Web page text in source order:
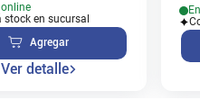
stock en sucursal
Agregar
Ver detalle